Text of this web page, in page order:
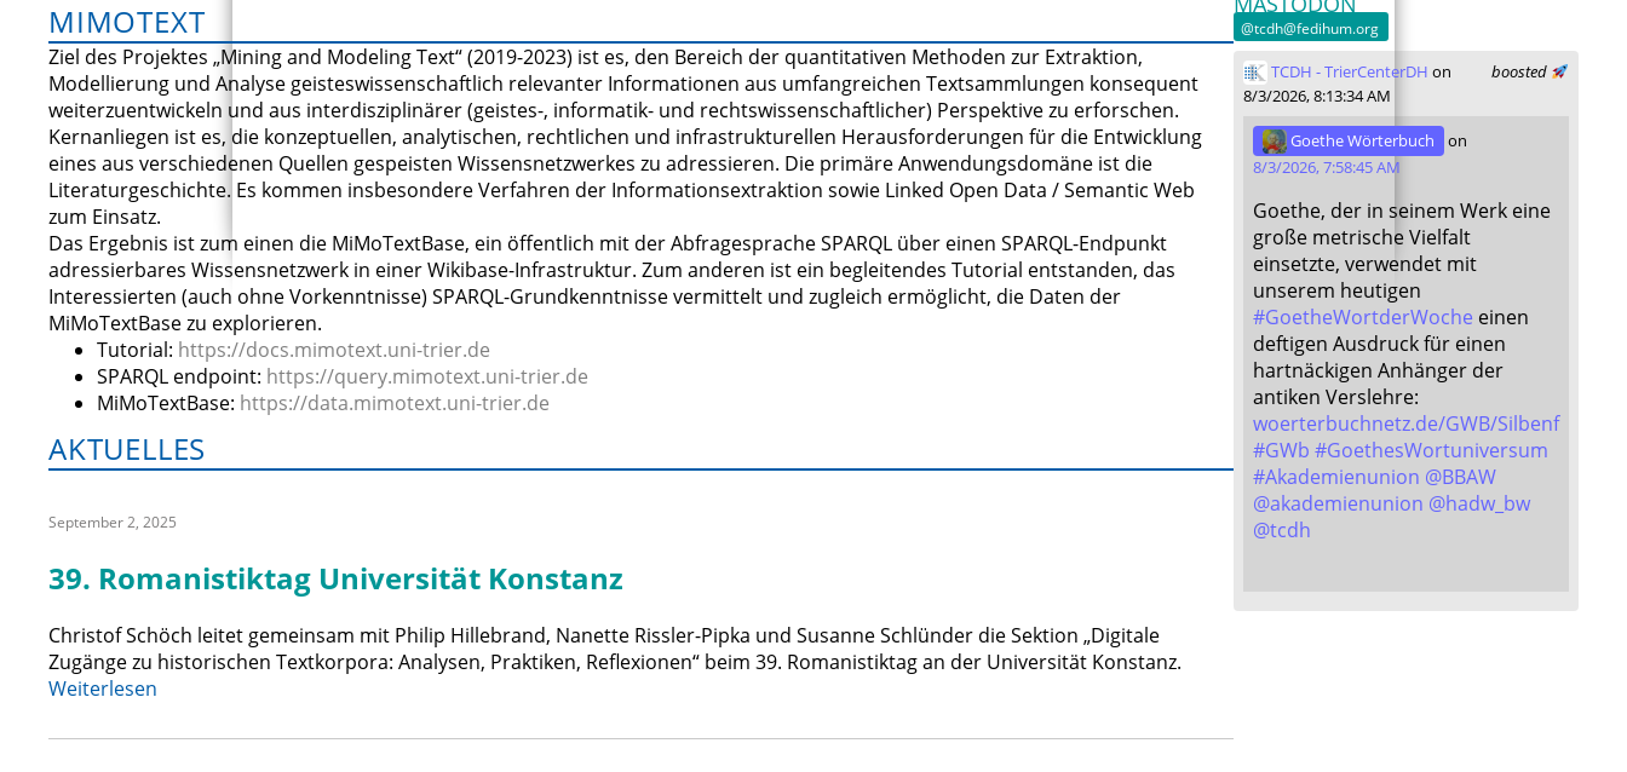
MIMOTEXT
Ziel des Projektes „Mining and Modeling Text“ (2019-2023) ist es, den Bereich der quantitativen Methoden zur Extraktion,
Modellierung und Analyse geisteswissenschaftlich relevanter Informationen aus umfangreichen Textsammlungen konsequent
weiterzuentwickeln und aus interdisziplinärer (geistes-, informatik- und rechtswissenschaftlicher) Perspektive zu erforschen.
Kernanliegen ist es, die konzeptuellen, analytischen, rechtlichen und infrastrukturellen Herausforderungen für die Entwicklung
eines aus verschiedenen Quellen gespeisten Wissensnetzwerkes zu adressieren. Die primäre Anwendungsdomäne ist die
Literaturgeschichte. Es kommen insbesondere Verfahren der Informationsextraktion sowie Linked Open Data / Semantic Web
zum Einsatz.
Das Ergebnis ist zum einen die MiMoTextBase, ein öffentlich mit der Abfragesprache SPARQL über einen SPARQL-Endpunkt
adressierbares Wissensnetzwerk in einer Wikibase-Infrastruktur. Zum anderen ist ein begleitendes Tutorial entstanden, das
Interessierten (auch ohne Vorkenntnisse) SPARQL-Grundkenntnisse vermittelt und zugleich ermöglicht, die Daten der
MiMoTextBase zu explorieren.
Tutorial: https://docs.mimotext.uni-trier.de
SPARQL endpoint: https://query.mimotext.uni-trier.de
MiMoTextBase: https://data.mimotext.uni-trier.de
AKTUELLES
September 2, 2025
39. Romanistiktag Universität Konstanz
Christof Schöch leitet gemeinsam mit Philip Hillebrand, Nanette Rissler-Pipka und Susanne Schlünder die Sektion „Digitale
Zugänge zu historischen Textkorpora: Analysen, Praktiken, Reflexionen“ beim 39. Romanistiktag an der Universität Konstanz.
Weiterlesen
Romanistiktag Universität
@tcdh@fedihum.org
boosted
TCDH - TrierCenterDH on
8/3/2026, 8:13:34 AM
Goethe Wörterbuch
on
8/3/2026, 7:58:45 AM
Goethe, der in seinem Werk eine
große metrische Vielfalt
einsetzte, verwendet mit
unserem heutigen
#GoetheWortderWoche einen
deftigen Ausdruck für einen
hartnäckigen Anhänger der
antiken Verslehre:
woerterbuchnetz.de/GWB/Silbenf
#GWb #GoethesWortuniversum
#Akademienunion @BBAW
@akademienunion @hadw_bw
@tcdh